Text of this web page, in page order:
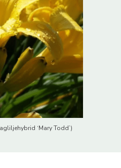
‘Mary Todd’)